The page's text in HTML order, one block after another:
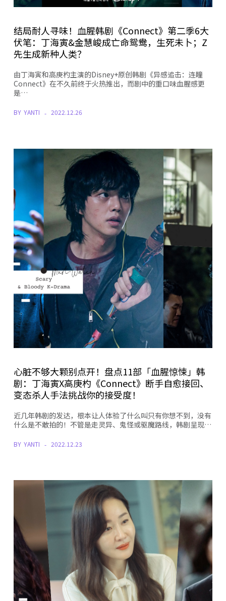
结局耐人寻味！血腥韩剧《Connect》第二季6大
伏笔：丁海寅&金慧峻成亡命鸳鸯，生死未卜；Z
先生成新种人类？
由丁海寅和高庚杓主演的Disney+原创韩剧《异感追击：连瞳
Connect》在不久前终于火热推出，而剧中的重口味血腥感更
是…
BY YANTI 2022.12.26
心脏不够大颗别点开！盘点11部「血腥惊悚」韩
剧：丁海寅X高庚杓《Connect》断手自愈接回、
变态杀人手法挑战你的接受度！
近几年韩剧的发达，根本让人体验了什么叫只有你想不到，没有
什么是不敢拍的！不管是走灵异、鬼怪或驱魔路线，韩剧呈现…
BY YANTI 2022.12.23